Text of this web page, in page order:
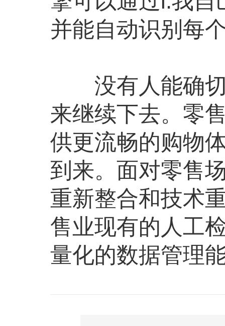
并能自动识别每
没有人能确切
来继续下去。零
供更流畅的购物
到来。面对零售
重新整合和技术
售业现有的人工
量化的数据管理